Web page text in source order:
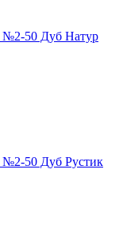
№2-50 Дуб Натур
50 Дуб Рустик